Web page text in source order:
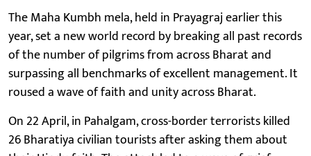
The Maha Kumbh mela, held in Prayagraj earlier this
year, set a new world record by breaking all past records
of the number of pilgrims from across Bharat and
surpassing all benchmarks of excellent management. It
roused a wave of faith and unity across Bharat.
On 22 April, in Pahalgam, cross-border terrorists killed
26 Bharatiya civilian tourists after asking them about